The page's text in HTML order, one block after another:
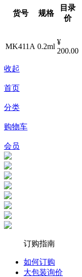
货号 规格
目录
价
MK411A 0.2ml
¥
200.00
收起
首页
分类
购物车
会员
订购指南
如何订购
大包装询价